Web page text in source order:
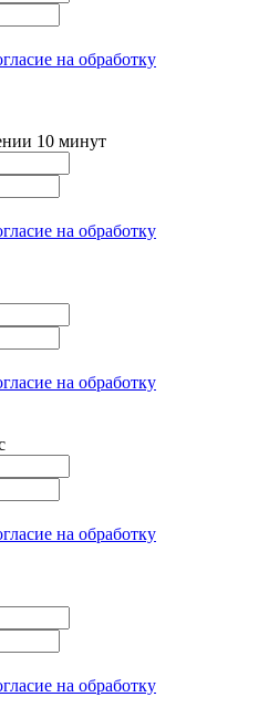
на обработку
10 минут
на обработку
на обработку
на обработку
на обработку